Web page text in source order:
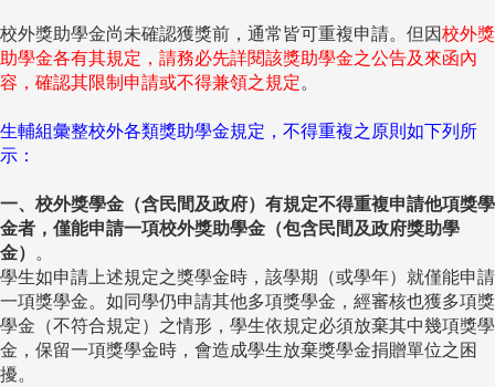
校外獎助學金尚未確認獲獎前，通常皆可重複申請。但因校外獎
助學金各有其規定，請務必先詳閱該獎助學金之公告及來函內
容，確認其限制申請或不得兼領之規定。
生輔組彙整校外各類獎助學金規定，不得重複之原則如下列所
示：
一、校外獎學金（含民間及政府）有規定不得重複申請他項獎學
金者，僅能申請一項校外獎助學金（包含民間及政府獎助學
金）
。
學生如申請上述規定之獎學金時，該學期（或學年）就僅能申請
一項獎學金。如同學仍申請其他多項獎學金，經審核也獲多項獎
學金（不符合規定）之情形，學生依規定必須放棄其中幾項獎學
金，保留一項獎學金時，會造成學生放棄獎學金捐贈單位之困
擾。